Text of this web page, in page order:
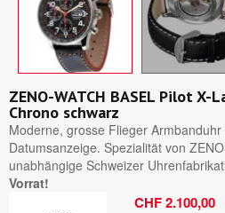
ZENO-WATCH BASEL Pilot
Chrono schwarz
Moderne, grosse Flieger
Datumsanzeige. Spezialität von
unabhängige Schweizer
Vorrat!
CHF 2.100,00